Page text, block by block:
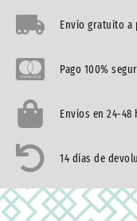
Envío gratuíto a
Pago 100%
Envíos en 24-
14 días de